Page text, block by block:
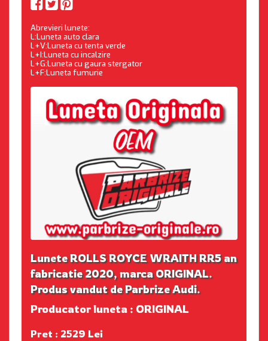
Abrevieri lunete:
L:Luneta auto clara
L+V:Luneta cu tenta verde
L+I:Luneta cu incalzire
L+G:Luneta cu gaura stergator
L+F:Luneta fumurie
Lunete ROLLS ROYCE WRAITH RR5 an
fabricatie 2020, marca ORIGINAL.
Produs vandut de Parbrize Audi.
Producator luneta : ORIGINAL
Pret : 2529 Lei